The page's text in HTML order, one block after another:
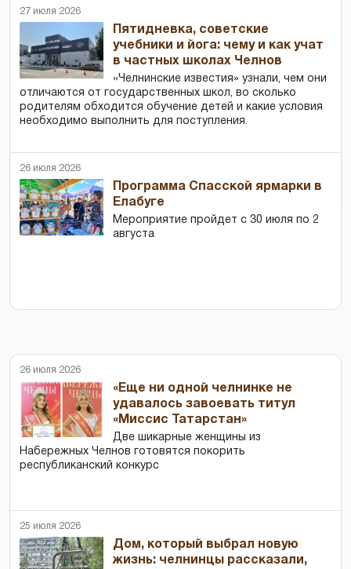
27 июля 2026
Пятидневка, советские
учебники и йога: чему и как учат
в частных школах Челнов
«Челнинские известия» узнали, чем они
отличаются от государственных школ, во сколько
родителям обходится обучение детей и какие условия
необходимо выполнить для поступления.
26 июля 2026
Программа Спасской ярмарки в
Елабуге
Мероприятие пройдет с 30 июля по 2
августа
26 июля 2026
«Еще ни одной челнинке не
удавалось завоевать титул
«Миссис Татарстан»
Две шикарные женщины из
Набережных Челнов готовятся покорить
республиканский конкурс
25 июля 2026
Дом, который выбрал новую
жизнь: челнинцы рассказали,